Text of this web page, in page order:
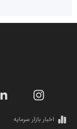
دانشگاه سئوی ایران
مریم حاج نوروز نظری
اخبار بازار سرمایه